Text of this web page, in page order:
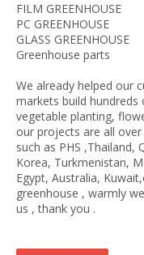
FILM GREENHOUSE
PC GREENHOUSE
GLASS GREENHOUSE
Greenhouse parts
We already helped our
markets build
vegetable planting,
our projects are all
such as PHS ,Thailand,
Korea, Turkmenistan,
Egypt, Australia,
greenhouse , warmly
us , thank you .